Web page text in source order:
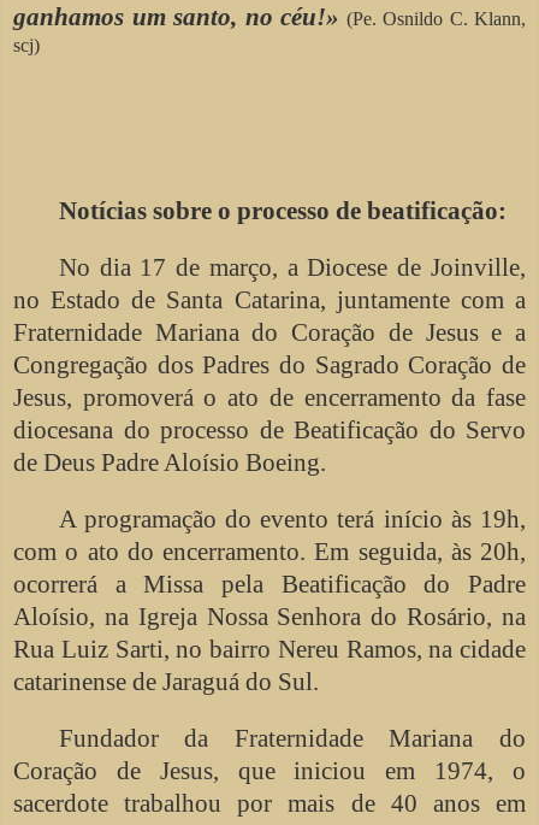
ganhamos um santo, no céu!» (Pe. Osnildo C. Klann,
scj)
Notícias sobre o processo de beatificação:
No dia 17 de março, a Diocese de Joinville,
no Estado de Santa Catarina, juntamente com a
Fraternidade Mariana do Coração de Jesus e a
Congregação dos Padres do Sagrado Coração de
Jesus, promoverá o ato de encerramento da fase
diocesana do processo de Beatificação do Servo
de Deus Padre Aloísio Boeing.
A programação do evento terá início às 19h,
com o ato do encerramento. Em seguida, às 20h,
ocorrerá a Missa pela Beatificação do Padre
Aloísio, na Igreja Nossa Senhora do Rosário, na
Rua Luiz Sarti, no bairro Nereu Ramos, na cidade
catarinense de Jaraguá do Sul.
Fundador da Fraternidade Mariana do
Coração de Jesus, que iniciou em 1974, o
sacerdote trabalhou por mais de 40 anos em